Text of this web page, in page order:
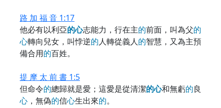
路 加 福 音 1:17
他必有以利亞的心志能力，行在主的前面，叫為父的
心轉向兒女，叫悖逆的人轉從義人的智慧，又為主預
備合用的百姓。
提 摩 太 前 書 1:5
但命令的總歸就是愛；這愛是從清潔的心和無虧的良
心 ，無偽的信心生出來的。